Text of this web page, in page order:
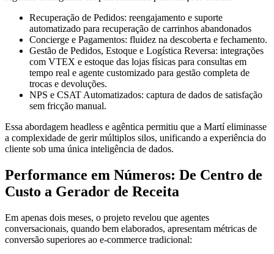
Recuperação de Pedidos: reengajamento e suporte
automatizado para recuperação de carrinhos abandonados
Concierge e Pagamentos: fluidez na descoberta e fechamento.
Gestão de Pedidos, Estoque e Logística Reversa: integrações
com VTEX e estoque das lojas físicas para consultas em
tempo real e agente customizado para gestão completa de
trocas e devoluções.
NPS e CSAT Automatizados: captura de dados de satisfação
sem fricção manual.
Essa abordagem headless e agêntica permitiu que a Martí eliminasse
a complexidade de gerir múltiplos silos, unificando a experiência do
cliente sob uma única inteligência de dados.
Performance em Números: De Centro de
Custo a Gerador de Receita
Em apenas dois meses, o projeto revelou que agentes
conversacionais, quando bem elaborados, apresentam métricas de
conversão superiores ao e-commerce tradicional: